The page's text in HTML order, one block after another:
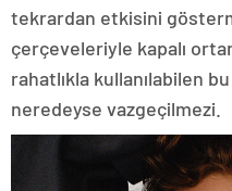
tekrardan etkisini
çerçeveleriyle kapalı
rahatlıkla kullanılabilen
neredeyse vazgeçilmezi.